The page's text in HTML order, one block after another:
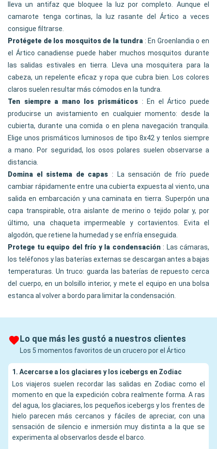
lleva un antifaz que bloquee la luz por completo. Aunque el
camarote tenga cortinas, la luz rasante del Ártico a veces
consigue filtrarse.
Protégete de los mosquitos de la tundra : En Groenlandia o en
el Ártico canadiense puede haber muchos mosquitos durante
las salidas estivales en tierra. Lleva una mosquitera para la
cabeza, un repelente eficaz y ropa que cubra bien. Los colores
claros suelen resultar más cómodos en la tundra.
Ten siempre a mano los prismáticos : En el Ártico puede
producirse un avistamiento en cualquier momento: desde la
cubierta, durante una comida o en plena navegación tranquila.
Elige unos prismáticos luminosos de tipo 8x42 y tenlos siempre
a mano. Por seguridad, los osos polares suelen observarse a
distancia.
Domina el sistema de capas : La sensación de frío puede
cambiar rápidamente entre una cubierta expuesta al viento, una
salida en embarcación y una caminata en tierra. Superpón una
capa transpirable, otra aislante de merino o tejido polar y, por
último, una chaqueta impermeable y cortavientos. Evita el
algodón, que retiene la humedad y se enfría enseguida.
Protege tu equipo del frío y la condensación : Las cámaras,
los teléfonos y las baterías externas se descargan antes a bajas
temperaturas. Un truco: guarda las baterías de repuesto cerca
del cuerpo, en un bolsillo interior, y mete el equipo en una bolsa
estanca al volver a bordo para limitar la condensación.
Lo que más les gustó a nuestros clientes
Los 5 momentos favoritos de un crucero por el Ártico
1. Acercarse a los glaciares y los icebergs en Zodiac
Los viajeros suelen recordar las salidas en Zodiac como el
momento en que la expedición cobra realmente forma. A ras
del agua, los glaciares, los pequeños icebergs y los frentes de
hielo parecen más cercanos y fáciles de apreciar, con una
sensación de silencio e inmersión muy distinta a la que se
experimenta al observarlos desde el barco.